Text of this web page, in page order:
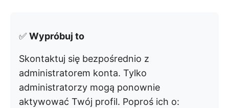
✅ Wypróbuj to
Skontaktuj się bezpośrednio z
administratorem konta. Tylko
administratorzy mogą ponownie
aktywować Twój profil. Poproś ich o: